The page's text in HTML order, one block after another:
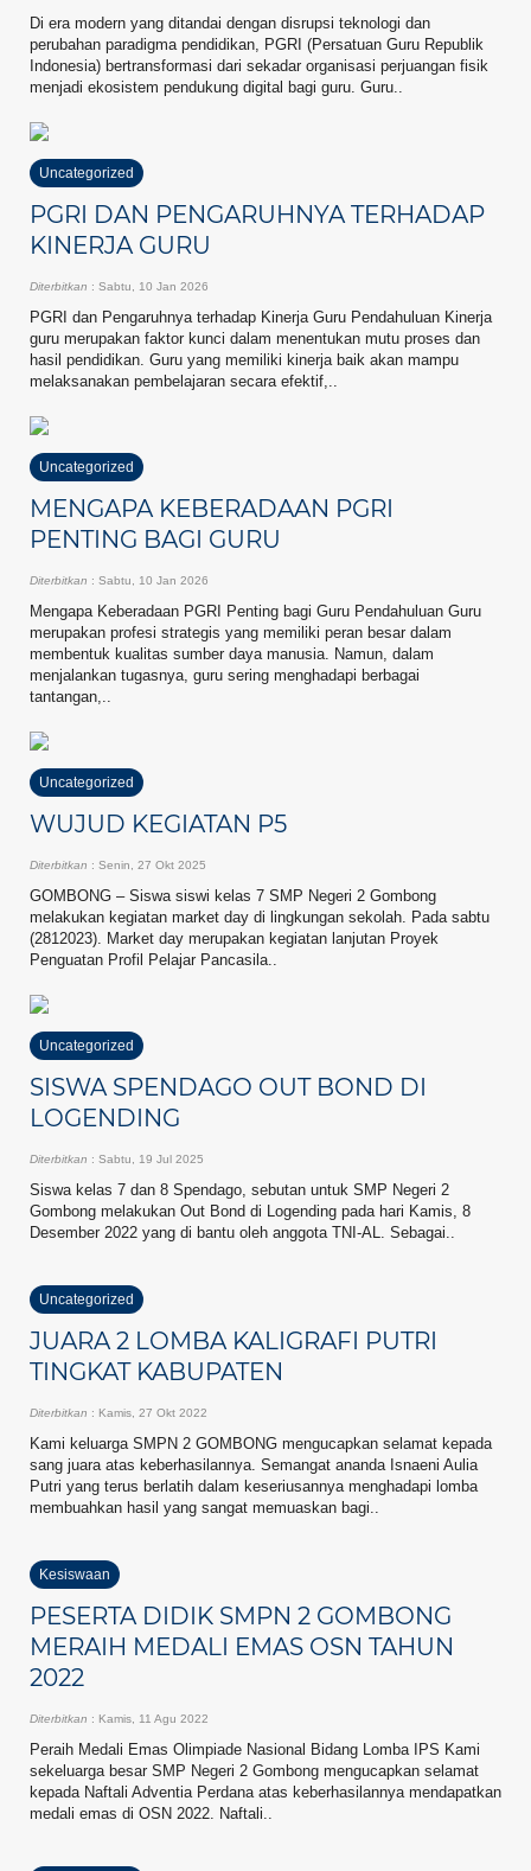
Di era modern yang ditandai dengan disrupsi teknologi dan
perubahan paradigma pendidikan, PGRI (Persatuan Guru Republik
Indonesia) bertransformasi dari sekadar organisasi perjuangan fisik
menjadi ekosistem pendukung digital bagi guru. Guru..
Uncategorized
PGRI DAN PENGARUHNYA TERHADAP
KINERJA GURU
Diterbitkan : Sabtu, 10 Jan 2026
PGRI dan Pengaruhnya terhadap Kinerja Guru Pendahuluan Kinerja
guru merupakan faktor kunci dalam menentukan mutu proses dan
hasil pendidikan. Guru yang memiliki kinerja baik akan mampu
melaksanakan pembelajaran secara efektif,..
Uncategorized
MENGAPA KEBERADAAN PGRI
PENTING BAGI GURU
Diterbitkan : Sabtu, 10 Jan 2026
Mengapa Keberadaan PGRI Penting bagi Guru Pendahuluan Guru
merupakan profesi strategis yang memiliki peran besar dalam
membentuk kualitas sumber daya manusia. Namun, dalam
menjalankan tugasnya, guru sering menghadapi berbagai
tantangan,..
Uncategorized
WUJUD KEGIATAN P5
Diterbitkan : Senin, 27 Okt 2025
GOMBONG – Siswa siswi kelas 7 SMP Negeri 2 Gombong
melakukan kegiatan market day di lingkungan sekolah. Pada sabtu
(2812023). Market day merupakan kegiatan lanjutan Proyek
Penguatan Profil Pelajar Pancasila..
Uncategorized
SISWA SPENDAGO OUT BOND DI
LOGENDING
Diterbitkan : Sabtu, 19 Jul 2025
Siswa kelas 7 dan 8 Spendago, sebutan untuk SMP Negeri 2
Gombong melakukan Out Bond di Logending pada hari Kamis, 8
Desember 2022 yang di bantu oleh anggota TNI-AL. Sebagai..
Uncategorized
JUARA 2 LOMBA KALIGRAFI PUTRI
TINGKAT KABUPATEN
Diterbitkan : Kamis, 27 Okt 2022
Kami keluarga SMPN 2 GOMBONG mengucapkan selamat kepada
sang juara atas keberhasilannya. Semangat ananda Isnaeni Aulia
Putri yang terus berlatih dalam keseriusannya menghadapi lomba
membuahkan hasil yang sangat memuaskan bagi..
Kesiswaan
PESERTA DIDIK SMPN 2 GOMBONG
MERAIH MEDALI EMAS OSN TAHUN
2022
Diterbitkan : Kamis, 11 Agu 2022
Peraih Medali Emas Olimpiade Nasional Bidang Lomba IPS Kami
sekeluarga besar SMP Negeri 2 Gombong mengucapkan selamat
kepada Naftali Adventia Perdana atas keberhasilannya mendapatkan
medali emas di OSN 2022. Naftali..